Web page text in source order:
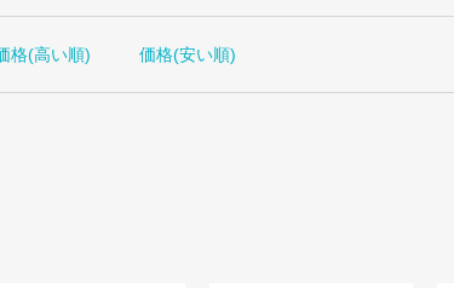
格(高い順) 価格(安い順)